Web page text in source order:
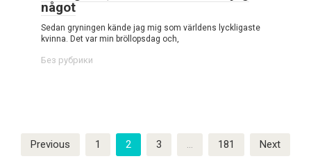
något
Sedan gryningen kände jag mig som världens lyckligaste
kvinna. Det var min bröllopsdag och,
Без рубрики
Posts
pagination
Previous 1 2 3 … 181 Next